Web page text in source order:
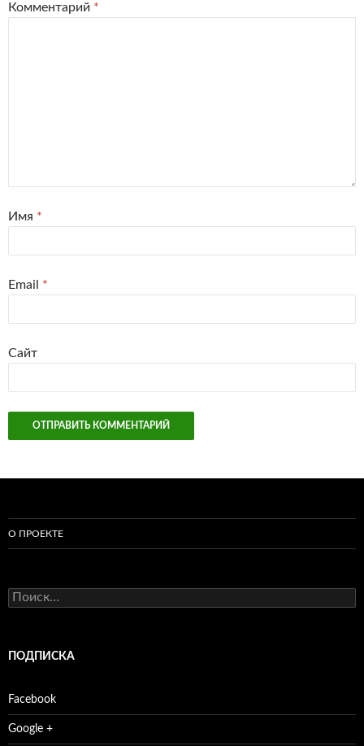
Комментарий *
Имя *
Email *
Сайт
О ПРОЕКТЕ
Найти:
ПОДПИСКА
Facebook
Google +